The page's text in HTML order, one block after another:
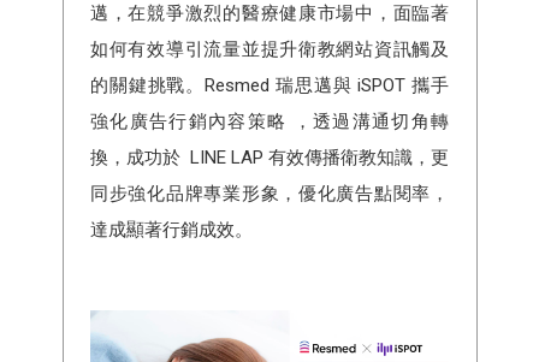
邁，在競爭激烈的醫療健康市場中，面臨著
如何有效導引流量並提升衛教網站資訊觸及
的關鍵挑戰。Resmed 瑞思邁與 iSPOT 攜手
強化廣告行銷內容策略 ，透過溝通切角轉
換，成功於 LINE LAP 有效傳播衛教知識，更
同步強化品牌專業形象，優化廣告點閱率，
達成顯著行銷成效。